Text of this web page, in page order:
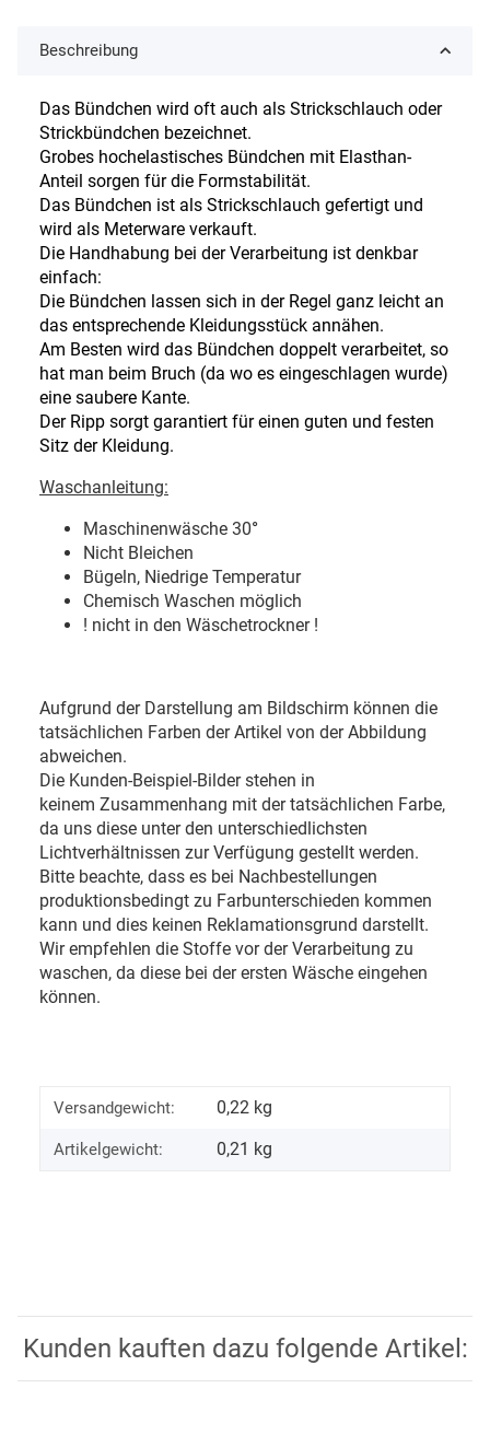
Beschreibung
Das Bündchen wird oft auch als Strickschlauch oder
Strickbündchen bezeichnet.
Grobes hochelastisches Bündchen mit Elasthan-
Anteil sorgen für die Formstabilität.
Das Bündchen ist als Strickschlauch gefertigt und
wird als Meterware verkauft.
Die Handhabung bei der Verarbeitung ist denkbar
einfach:
Die Bündchen lassen sich in der Regel ganz leicht an
das entsprechende Kleidungsstück annähen.
Am Besten wird das Bündchen doppelt verarbeitet, so
hat man beim Bruch (da wo es eingeschlagen wurde)
eine saubere Kante.
Der Ripp sorgt garantiert für einen guten und festen
Sitz der Kleidung.
Waschanleitung:
Maschinenwäsche 30°
Nicht Bleichen
Bügeln, Niedrige Temperatur
Chemisch Waschen möglich
! nicht in den Wäschetrockner !
Aufgrund der Darstellung am Bildschirm können die
tatsächlichen Farben der Artikel von der Abbildung
abweichen.
Die Kunden-Beispiel-Bilder stehen in
keinem Zusammenhang mit der tatsächlichen Farbe,
da uns diese unter den unterschiedlichsten
Lichtverhältnissen zur Verfügung gestellt werden.
Bitte beachte, dass es bei Nachbestellungen
produktionsbedingt zu Farbunterschieden kommen
kann und dies keinen Reklamationsgrund darstellt.
Wir empfehlen die Stoffe vor der Verarbeitung zu
waschen, da diese bei der ersten Wäsche eingehen
können.
Versandgewicht: 0,22 kg
Artikelgewicht: 0,21 kg
Kunden kauften dazu folgende Artikel: